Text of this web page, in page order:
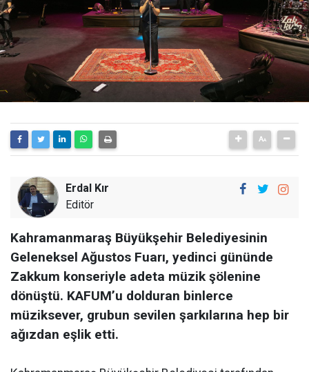
Erdal Kır
Editör
Kahramanmaraş Büyükşehir Belediyesinin
Geleneksel Ağustos Fuarı, yedinci gününde
Zakkum konseriyle adeta müzik şölenine
dönüştü. KAFUM’u dolduran binlerce
müziksever, grubun sevilen şarkılarına hep bir
ağızdan eşlik etti.